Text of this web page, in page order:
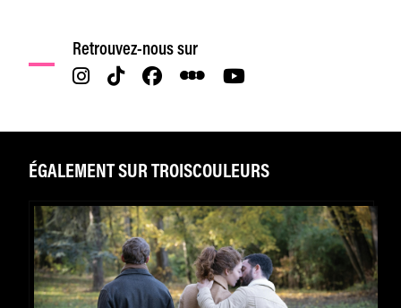
Retrouvez-nous sur
ÉGALEMENT SUR TROISCOULEURS